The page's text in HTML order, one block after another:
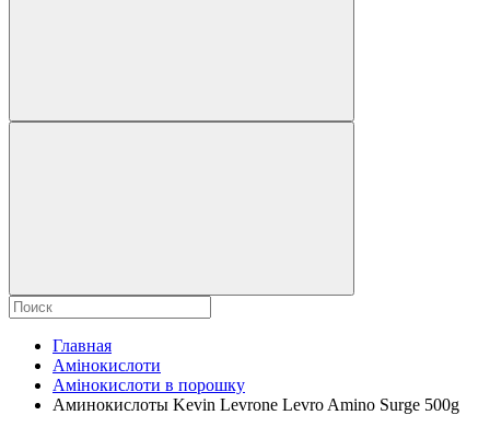
Главная
Амінокислоти
Амінокислоти в порошку
Аминокислоты Kevin Levrone Levro Amino Surge 500g